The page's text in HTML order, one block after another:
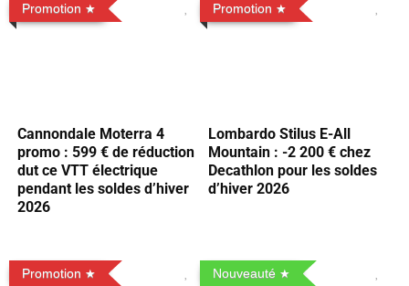
Promotion
Cannondale Moterra 4
promo : 599 € de réduction
dut ce VTT électrique
pendant les soldes d’hiver
2026
Promotion
Lombardo Stilus E-All
Mountain : -2 200 € chez
Decathlon pour les soldes
d’hiver 2026
Promotion Nouveauté